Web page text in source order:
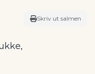
Skriv ut salmen